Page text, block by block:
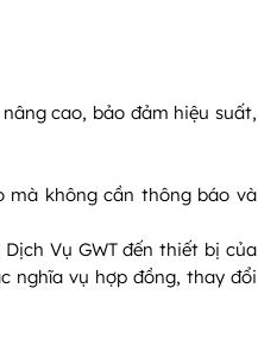
cao, bảo đảm hiệu suất,
mà không cần thông báo và
Vụ GWT đến thiết bị của
nghĩa vụ hợp đồng, thay đổi